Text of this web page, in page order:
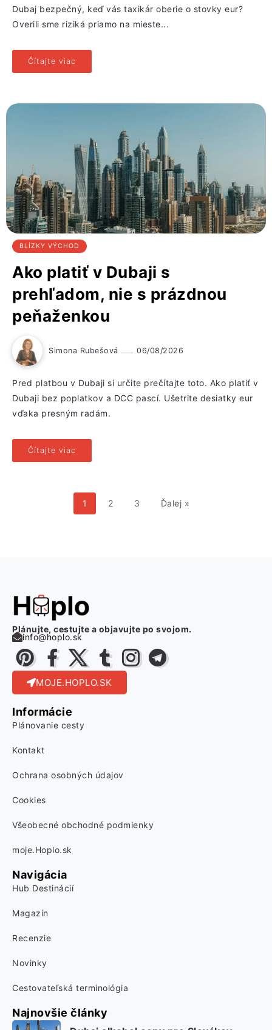
Dubaj bezpečný, keď vás taxikár oberie o stovky eur?
Overili sme riziká priamo na mieste...
Čítajte viac
BLÍZKY VÝCHOD
Ako platiť v Dubaji s
prehľadom, nie s prázdnou
peňaženkou
Simona Rubešová 06/08/2026
Pred platbou v Dubaji si určite prečítajte toto. Ako platiť v
Dubaji bez poplatkov a DCC pascí. Ušetrite desiatky eur
vďaka presným radám.
Čítajte viac
1 2 3 Ďalej »
Plánujte, cestujte a objavujte po svojom.
info@hoplo.sk
MOJE.HOPLO.SK
Informácie
Plánovanie cesty
Kontakt
Ochrana osobných údajov
Cookies
Všeobecné obchodné podmienky
moje.Hoplo.sk
Navigácia
Hub Destinácií
Magazín
Recenzie
Novinky
Cestovateľská terminológia
Najnovšie články